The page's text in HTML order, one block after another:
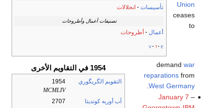
تأسيسات انحلالات
تصنيفات أعمال وأطروحات
أعمال أطروحات
v t e
1954 في التقاويم الأخرى
التقويم الگريگوري
1954
MCMLIV
آب أوربه كونديتا
2707
Union
ceases
to
demand war
reparationsfrom
West Germany
January 7 –